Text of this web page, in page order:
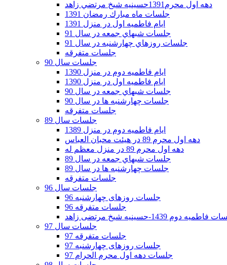
دهه اول محرم1391حسينيه شيخ مرتضي زاهد
جلسات ماه مبارك رمضان 1391
ايام فاطميه اول در منزل 1391
جلسات شبهاي جمعه در سال 91
جلسات روزهاي چهارشنبه در سال 91
جلسات متفرقه
جلسات سال 90
ایام فاطمیه دوم در منزل 1390
ایام فاطمیه اول در منزل 1390
جلسات شبهاي جمعه در سال 90
جلسات چهارشنبه ها در سال 90
جلسات متفرقه
جلسات سال 89
ایام فاطمیه دوم در منزل 1389
دهه اول محرم 89 در هیئت محبان العباس
دهه اول محرم 89 در منزل معظم له
جلسات شبهاي جمعه در سال 89
جلسات چهارشنبه ها در سال 89
جلسات متفرقه
جلسات سال 96
جلسات روزهای چهارشنبه 96
جلسات متفرقه 96
دوم 1439-حسینیه شیخ مرتضی زاهد
جلسات سال 97
جلسات متفرقه 97
جلسات روزهای چهارشنبه 97
جلسات دهه اول محرم الحرام 97